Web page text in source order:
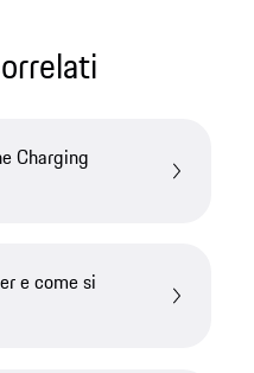
Charging
e come si